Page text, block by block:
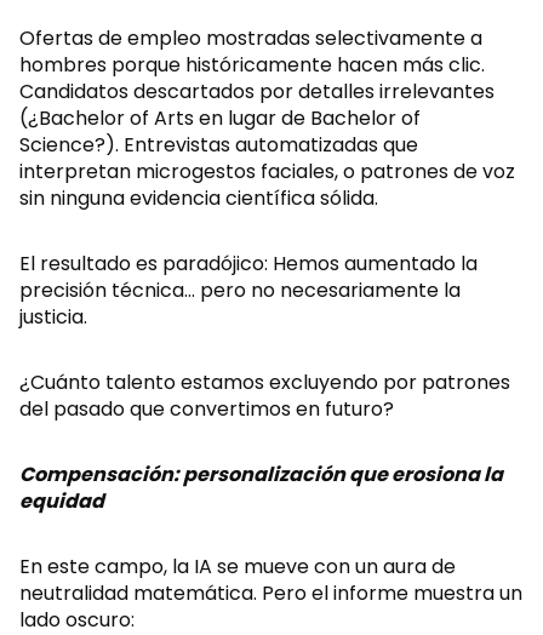
Ofertas de empleo mostradas selectivamente a
hombres porque históricamente hacen más clic.
Candidatos descartados por detalles irrelevantes
(¿Bachelor of Arts en lugar de Bachelor of
Science?). Entrevistas automatizadas que
interpretan microgestos faciales, o patrones de voz
sin ninguna evidencia científica sólida.
El resultado es paradójico: Hemos aumentado la
precisión técnica… pero no necesariamente la
justicia.
¿Cuánto talento estamos excluyendo por patrones
del pasado que convertimos en futuro?
Compensación: personalización que erosiona la
equidad
En este campo, la IA se mueve con un aura de
neutralidad matemática. Pero el informe muestra un
lado oscuro: